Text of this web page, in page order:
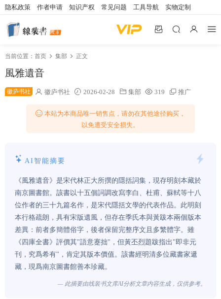
隐私政策 作者申请 知识产权 常见问题 工具导航 实物定制
当前位置： 首页 集部 正文
風雅遺音
徽庐书社 徽庐书社 2026-02-28 集部 319 推广
本站为本商品唯一销售点，请勿在其他途径购买，
以免遭受安全损失。
AI智能摘要
《風雅遺音》是宋代林正大所撰的隱括詞集，現存明刻本藏於
南京圖書館。該書以十五個詞調改寫李白、杜甫、蘇軾等十八
位作者的三十九篇名作，是宋代隱括文學的代表作品。此明刻
本行格疏朗，具有宋版遺風，但存在季氏本與黃跋本兩個版本
差異：前者多簡體俗字，後者保留完整序文且多繁體字。雖
《四庫全書》評價其"語意蹇拙"，但黃丕烈題跋指出"即非元
刊，究爲希有"，肯定其版本價值。該書經明清多位藏書家遞
藏，現爲南京圖書館善本珍藏。
— 此摘要由线装书文库AI分析文章内容生成，仅供参考。